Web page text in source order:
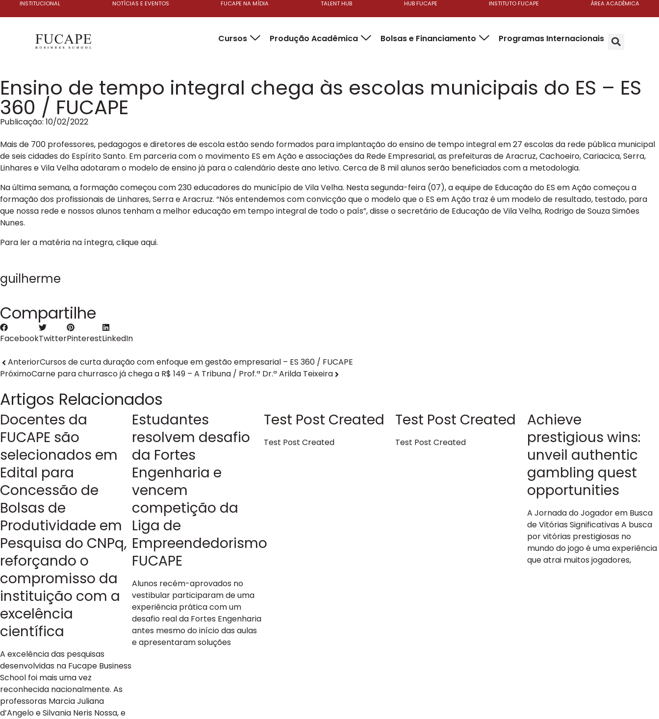
INSTITUCIONAL NOTÍCIAS E EVENTOS FUCAPE NA MÍDIA TALENT HUB HUB FUCAPE INSTITUTO FUCAPE ÁREA ACADÊMICA
Cursos Produção Acadêmica Bolsas e Financiamento Programas Internacionais
Ensino de tempo integral chega às escolas municipais do ES – ES
360 / FUCAPE
Publicação: 10/02/2022
Mais de 700 professores, pedagogos e diretores de escola estão sendo formados para implantação do ensino de tempo integral em 27 escolas da rede pública municipal
de seis cidades do Espírito Santo. Em parceria com o movimento ES em Ação e associações da Rede Empresarial, as prefeituras de Aracruz, Cachoeiro, Cariacica, Serra,
Linhares e Vila Velha adotaram o modelo de ensino já para o calendário deste ano letivo. Cerca de 8 mil alunos serão beneficiados com a metodologia.
Na última semana, a formação começou com 230 educadores do município de Vila Velha. Nesta segunda-feira (07), a equipe de Educação do ES em Ação começou a
formação dos profissionais de Linhares, Serra e Aracruz. “Nós entendemos com convicção que o modelo que o ES em Ação traz é um modelo de resultado, testado, para
que nossa rede e nossos alunos tenham a melhor educação em tempo integral de todo o país”, disse o secretário de Educação de Vila Velha, Rodrigo de Souza Simões
Nunes.
Para ler a matéria na íntegra,clique aqui.
guilherme
Compartilhe
FacebookTwitterPinterestLinkedIn
AnteriorCursos de curta duração com enfoque em gestão empresarial – ES 360 / FUCAPE
PróximoCarne para churrasco já chega a R$ 149 – A Tribuna / Prof.ª Dr.ª Arilda Teixeira
Artigos Relacionados
Docentes da
FUCAPE são
selecionados em
Edital para
Concessão de
Bolsas de
Produtividade em
Pesquisa do CNPq,
reforçando o
compromisso da
instituição com a
excelência
científica
A excelência das pesquisas
desenvolvidas na Fucape Business
School foi mais uma vez
reconhecida nacionalmente. As
professoras Marcia Juliana
d’Angelo e Silvania Neris Nossa, e
Estudantes
resolvem desafio
da Fortes
Engenharia e
vencem
competição da
Liga de
Empreendedorismo
FUCAPE
Alunos recém-aprovados no
vestibular participaram de uma
experiência prática com um
desafio real da Fortes Engenharia
antes mesmo do início das aulas
e apresentaram soluções
Test Post Created
Test Post Created
Test Post Created
Test Post Created
Achieve
prestigious wins:
unveil authentic
gambling quest
opportunities
A Jornada do Jogador em Busca
de Vitórias Significativas A busca
por vitórias prestigiosas no
mundo do jogo é uma experiência
que atrai muitos jogadores,